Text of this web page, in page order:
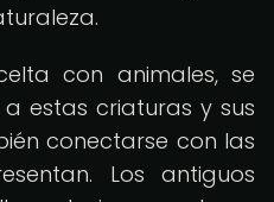
con animales, se
estas criaturas y sus
conectarse con las
Los antiguos